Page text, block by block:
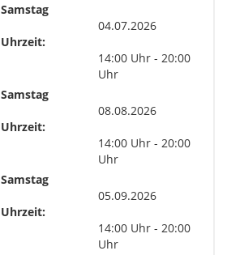
Samstag
04.07.2026
Uhrzeit:
14:00 Uhr - 20:00
Uhr
Samstag
08.08.2026
Uhrzeit:
14:00 Uhr - 20:00
Uhr
Samstag
05.09.2026
Uhrzeit:
14:00 Uhr - 20:00
Uhr